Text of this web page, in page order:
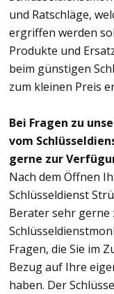
und Ratschläge,
ergriffen werden
Produkte und
beim günstigen
zum kleinen Preis
Bei Fragen zu
vom
gerne zur
Nach dem Öffnen
Schlüsseldienst
Berater sehr
Fragen, die Sie im
Bezug auf Ihre
haben. Der